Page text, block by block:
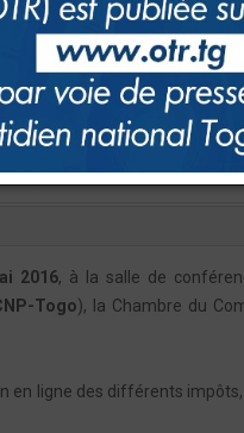
2016, à la salle de
Togo), la Chambre du
en ligne des différents